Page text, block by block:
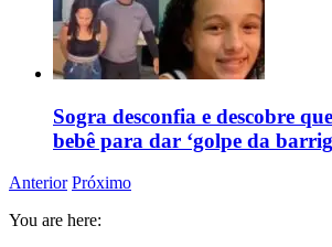
Sogra desconfia e descobre
bebê para dar ‘golpe da
Anterior Próximo
You are here: